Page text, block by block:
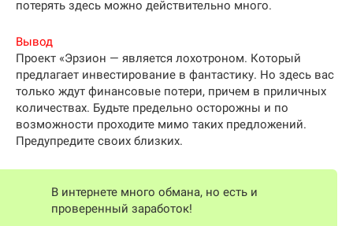
потерять здесь можно действительно много.
Вывод
Проект «Эрзион — является лохотроном. Который
предлагает инвестирование в фантастику. Но здесь вас
только ждут финансовые потери, причем в приличных
количествах. Будьте предельно осторожны и по
возможности проходите мимо таких предложений.
Предупредите своих близких.
В интернете много обмана, но есть и
проверенный заработок!